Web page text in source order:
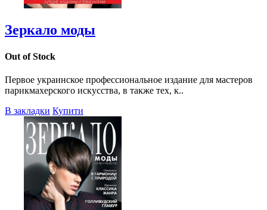
Зеркало моды
Out of Stock
Первое украинское профессиональное издание для мастеров
парикмахерского искусства, в также тех, к..
В закладки Купити